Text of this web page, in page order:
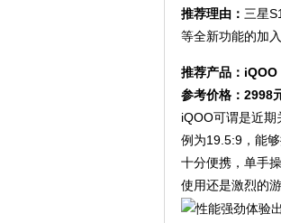
推荐理由： 三星
等全新功能的加
推荐产品：iQOO
参考价格：2998
iQOO可谓是近
例为19.5:9，能
十分便携，单手
使用还是激烈的